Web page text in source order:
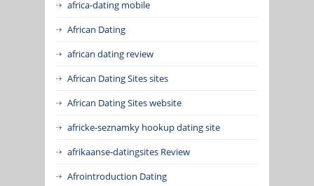
africa-dating mobile
African Dating
african dating review
African Dating Sites sites
African Dating Sites website
africke-seznamky hookup dating site
afrikaanse-datingsites Review
Afrointroduction Dating